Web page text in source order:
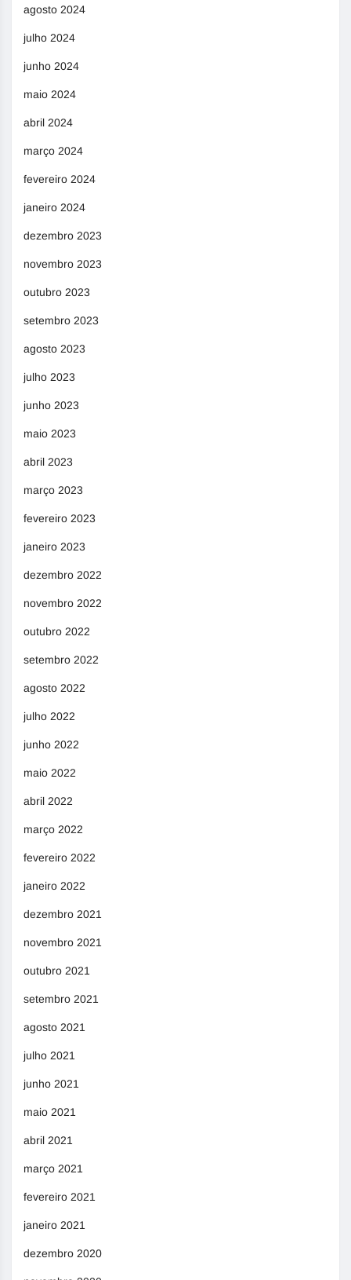
agosto 2024
julho 2024
junho 2024
maio 2024
abril 2024
março 2024
fevereiro 2024
janeiro 2024
dezembro 2023
novembro 2023
outubro 2023
setembro 2023
agosto 2023
julho 2023
junho 2023
maio 2023
abril 2023
março 2023
fevereiro 2023
janeiro 2023
dezembro 2022
novembro 2022
outubro 2022
setembro 2022
agosto 2022
julho 2022
junho 2022
maio 2022
abril 2022
março 2022
fevereiro 2022
janeiro 2022
dezembro 2021
novembro 2021
outubro 2021
setembro 2021
agosto 2021
julho 2021
junho 2021
maio 2021
abril 2021
março 2021
fevereiro 2021
janeiro 2021
dezembro 2020